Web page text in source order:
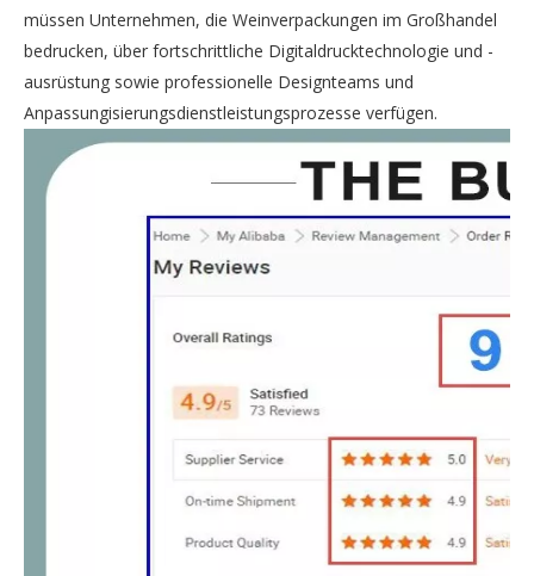
müssen Unternehmen, die Weinverpackungen im Großhandel
bedrucken, über fortschrittliche Digitaldrucktechnologie und -
ausrüstung sowie professionelle Designteams und
Anpassungisierungsdienstleistungsprozesse verfügen.